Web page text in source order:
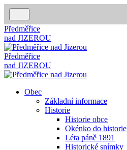
Předměřice
nad JIZEROU
Předměřice
nad JIZEROU
Obec
Základní informace
Historie
Historie obce
Okénko do historie
Léta páně 1891
Historické snímky